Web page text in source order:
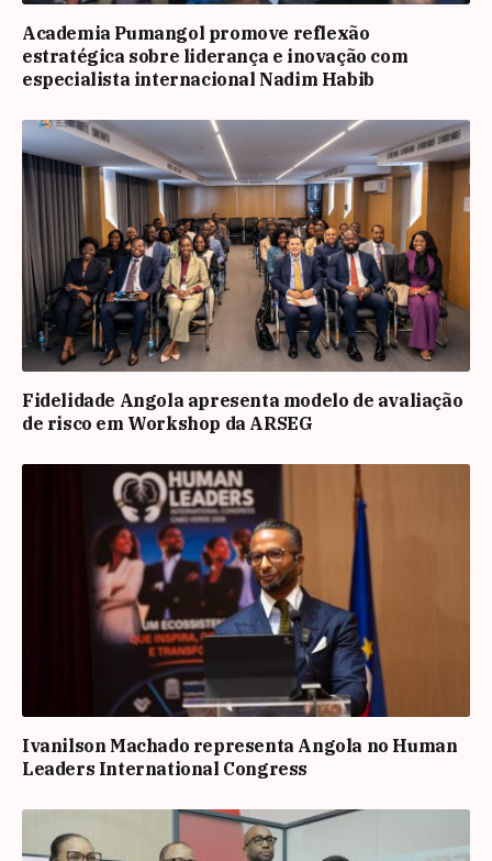
Academia Pumangol promove reflexão
estratégica sobre liderança e inovação com
especialista internacional Nadim Habib
Fidelidade Angola apresenta modelo de avaliação
de risco em Workshop da ARSEG
Ivanilson Machado representa Angola no Human
Leaders International Congress